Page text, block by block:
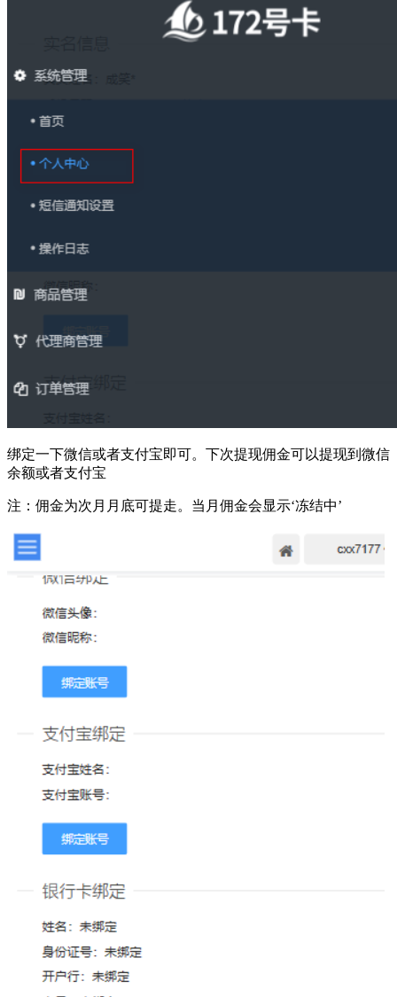
绑定一下微信或者支付宝即可。下次提现佣金可以提现到微信
余额或者支付宝
注：佣金为次月月底可提走。当月佣金会显示‘冻结中’